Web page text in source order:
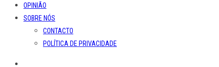
OPINIÃO
SOBRE NÓS
CONTACTO
POLÍTICA DE PRIVACIDADE